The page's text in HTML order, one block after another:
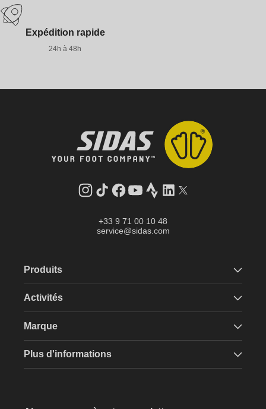
Expédition rapide
24h à 48h
Instagram
Tik
Facebook
YouTube
StravaLinkedInTwitter
+33 9 71 00 10 48
service@sidas.com
Produits
Activités
Marque
Plus d'informations